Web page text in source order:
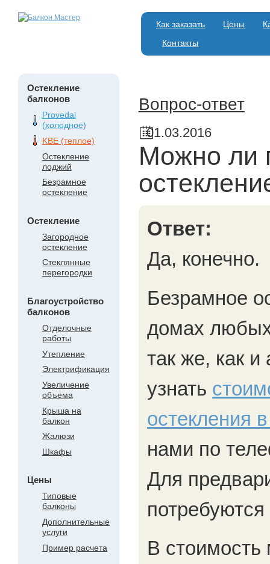
Как заказать Цены
Контакты
Остекление
балконов
Provedal
(холодное)
KBE (теплое)
Остекление
лоджий
Безрамное
остекление
Остекление
Загородное
остекление
Стеклянные
перегородки
Благоустройство
балконов
Отделочные
работы
Утепление
Электрификация
Увеличение
объема
Крыша на
балкон
Жалюзи
Шкафы
Цены
Типовые
балконы
Дополнительные
услуги
Пример расчета
Вопрос-ответ
01.03.2016
Можно ли
Ответ:
Да, конечно.
Безрамное
домах любых
так же, как
узнать
остекления
нами по
Для
В